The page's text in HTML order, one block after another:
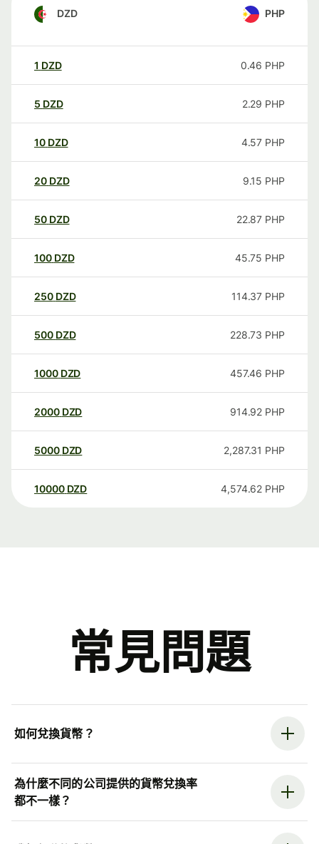
DZD PHP
1 DZD 0.46 PHP
5 DZD 2.29 PHP
10 DZD 4.57 PHP
20 DZD 9.15 PHP
50 DZD 22.87 PHP
100 DZD 45.75 PHP
250 DZD 114.37 PHP
500 DZD 228.73 PHP
1000 DZD 457.46 PHP
2000 DZD 914.92 PHP
5000 DZD 2,287.31 PHP
10000 DZD 4,574.62 PHP
常見問題
如何兌換貨幣？
為什麼不同的公司提供的貨幣兌換率
都不一樣？